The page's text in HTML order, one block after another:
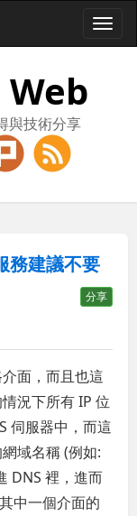
與技術分享
務建議不要
分享
面，而且也這
況下所有 IP 位
伺服器中，而這
域名稱 (例如:
DNS 裡，進而
中一個介面的